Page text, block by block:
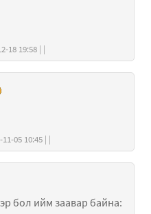
хэзээ бичсэн: 2013-12-18 19:58 | |
хэзээ бичсэн: 2013-11-05 10:45 | |
бол ийм заавар байна: